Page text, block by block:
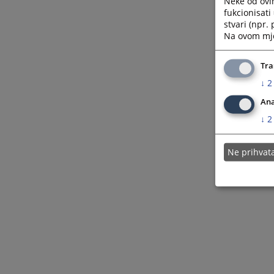
fukcionisati
stvari (npr.
Na ovom
↓ 2
↓ 2
Ne